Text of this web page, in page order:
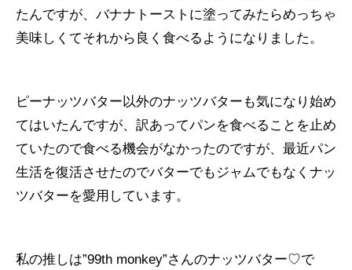
たんですが、バナナトーストに塗ってみたらめっちゃ
美味しくてそれから良く食べるようになりました。
ピーナッツバター以外のナッツバターも気になり始め
てはいたんですが、訳あってパンを食べることを止め
ていたので食べる機会がなかったのですが、最近パン
生活を復活させたのでバターでもジャムでもなくナッ
ツバターを愛用しています。
私の推しは”99th monkey”さんのナッツバター♡で